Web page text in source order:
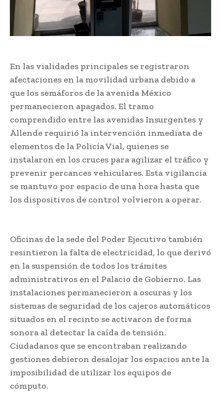
En las vialidades principales se registraron
afectaciones en la movilidad urbana debido a
que los semáforos de la avenida México
permanecieron apagados. El tramo
comprendido entre las avenidas Insurgentes y
Allende requirió la intervención inmediata de
elementos de la Policía Vial, quienes se
instalaron en los cruces para agilizar el tráfico y
prevenir percances vehiculares. Esta vigilancia
se mantuvo por espacio de una hora hasta que
los dispositivos de control volvieron a operar.
Oficinas de la sede del Poder Ejecutivo también
resintieron la falta de electricidad, lo que derivó
en la suspensión de todos los trámites
administrativos en el Palacio de Gobierno. Las
instalaciones permanecieron a oscuras y los
sistemas de seguridad de los cajeros automáticos
situados en el recinto se activaron de forma
sonora al detectar la caída de tensión.
Ciudadanos que se encontraban realizando
gestiones debieron desalojar los espacios ante la
imposibilidad de utilizar los equipos de
cómputo.